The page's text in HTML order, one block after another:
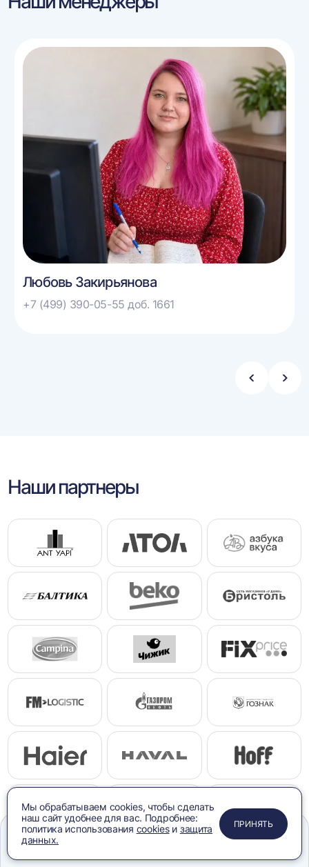
Любовь Закирьянова
+7 (499) 390-05-55 доб. 1661
Стрелка
Наши партнеры
ПРИМЕНИТЬ
ЗАКРЫТЬ
ЗАКРЫТЬ
ЗАКРЫТЬ
Мы обрабатываем cookies, чтобы сделать
наш сайт удобнее для вас. Подробнее:
политика использования cookiesи защита
данных.
ПРИНЯТЬ